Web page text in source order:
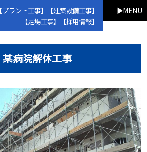
【プラント工事】【建築設備工事】
【足場工事】【採用情報】
MENU
某病院解体工事